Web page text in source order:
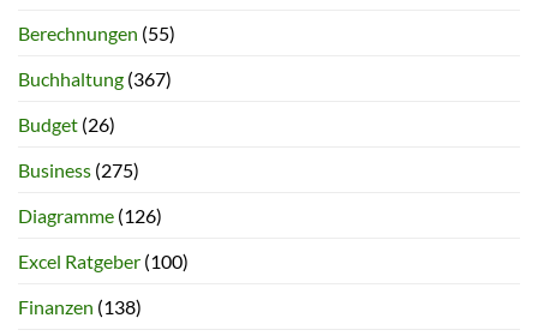
Berechnungen (55)
Buchhaltung (367)
Budget (26)
Business (275)
Diagramme (126)
Excel Ratgeber (100)
Finanzen (138)